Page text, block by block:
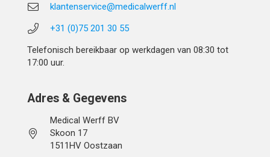
klantenservice@medicalwerff.nl
+31 (0)75 201 30 55
Telefonisch bereikbaar op werkdagen van 08:30 tot
17:00 uur.
Adres & Gegevens
Medical Werff BV
Skoon 17
1511HV Oostzaan